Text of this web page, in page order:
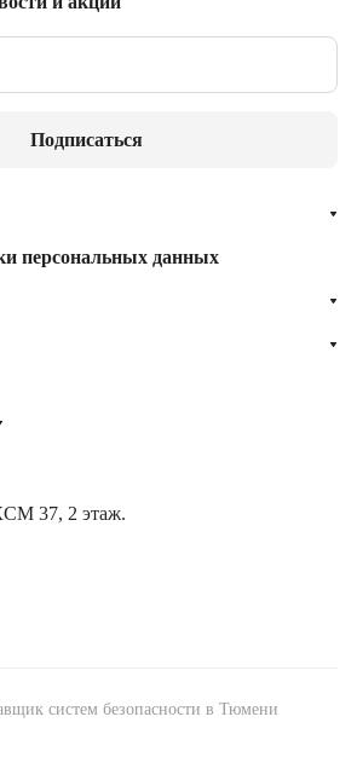
Подписаться
персональных данных
37​, 2 этаж.
систем безопасности в Тюмени